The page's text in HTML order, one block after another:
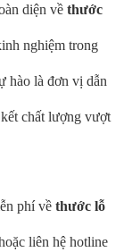
diện về thước
nghiệm trong
hào là đơn vị dẫn
chất lượng vượt
phí về thước lỗ
liên hệ hotline